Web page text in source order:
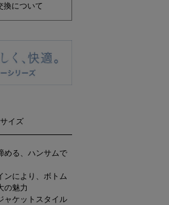
について
イズ
める、ハンサムで
ンにより、ボトム
の魅力
ャケットスタイル